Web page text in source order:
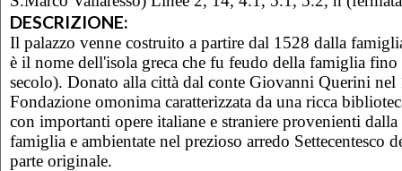
DESCRIZIONE:
Il palazzo venne costruito a partire dal 1528 dalla
è il nome dell'isola greca che fu feudo della famiglia
secolo). Donato alla città dal conte Giovanni Querini nel
Fondazione omonima caratterizzata da una ricca
con importanti opere italiane e straniere provenienti
famiglia e ambientate nel prezioso arredo Settecentesco
parte originale.